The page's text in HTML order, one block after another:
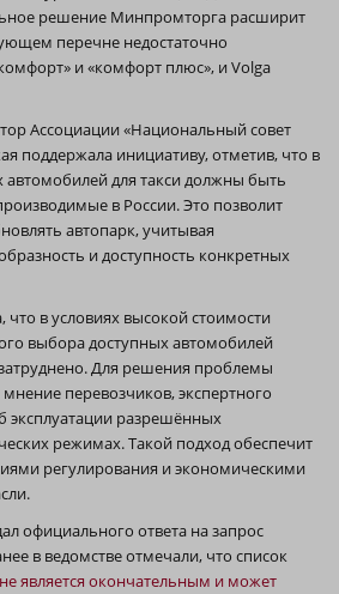
решение Минпромторга расширит
перечне недостаточно
и «комфорт плюс», и Volga
Ассоциации «Национальный совет
поддержала инициативу, отметив, что в
для такси должны быть
в России. Это позволит
автопарк, учитывая
и доступность конкретных
что в условиях высокой стоимости
выбора доступных автомобилей
Для решения проблемы
перевозчиков, экспертного
эксплуатации разрешённых
режимах. Такой подход обеспечит
регулирования и экономическими
официального ответа на запрос
в ведомстве отмечали, что список
не является окончательным и может